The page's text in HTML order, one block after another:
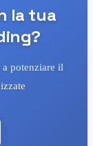
la tua
potenziare il